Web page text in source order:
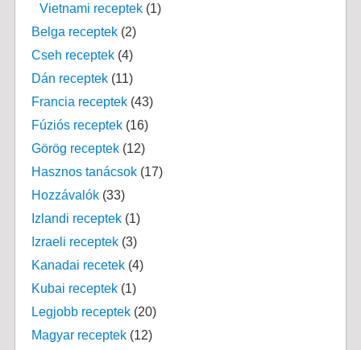
Vietnami receptek(1)
Belga receptek(2)
Cseh receptek(4)
Dán receptek(11)
Francia receptek(43)
Fúziós receptek(16)
Görög receptek(12)
Hasznos tanácsok(17)
Hozzávalók(33)
Izlandi receptek(1)
Izraeli receptek(3)
Kanadai recetek(4)
Kubai receptek(1)
Legjobb receptek(20)
Magyar receptek(12)